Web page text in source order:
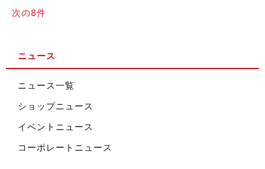
次の8件
ニュース
ニュース一覧
ショップニュース
イベントニュース
コーポレートニュース